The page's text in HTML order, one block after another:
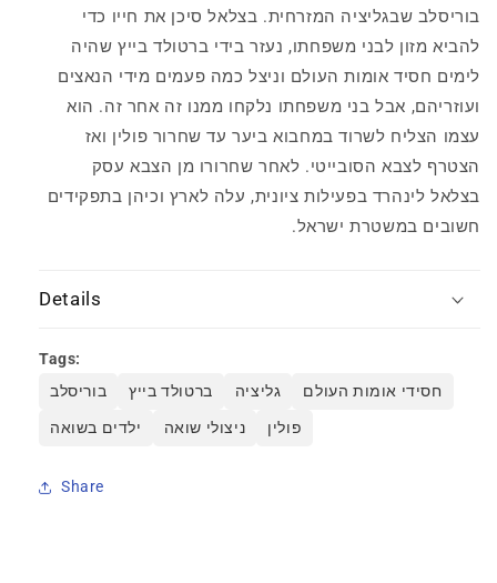
בוריסלב שבגליציה המזרחית. בצלאל סיכן את חייו כדי
להביא מזון לבני משפחתו, נעזר בידי ברטולד בייץ שהיה
לימים חסיד אומות העולם וניצל כמה פעמים מידי הנאצים
ועוזריהם, אבל בני משפחתו נלקחו ממנו זה אחר זה. הוא
עצמו הצליח לשרוד במחבוא ביער עד שחרור פולין ואז
הצטרף לצבא הסובייטי. לאחר שחרורו מן הצבא עסק
בצלאל לינהרד בפעילות ציונית, עלה לארץ וכיהן בתפקידים
חשובים במשטרת ישראל.
Details
Tags:
בוריסלב
ברטולד בייץ גליציה חסידי אומות העולם
ילדים בשואה ניצולי שואה פולין
Share